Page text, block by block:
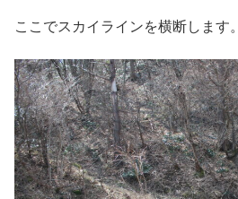
ここでスカイラインを横断します。